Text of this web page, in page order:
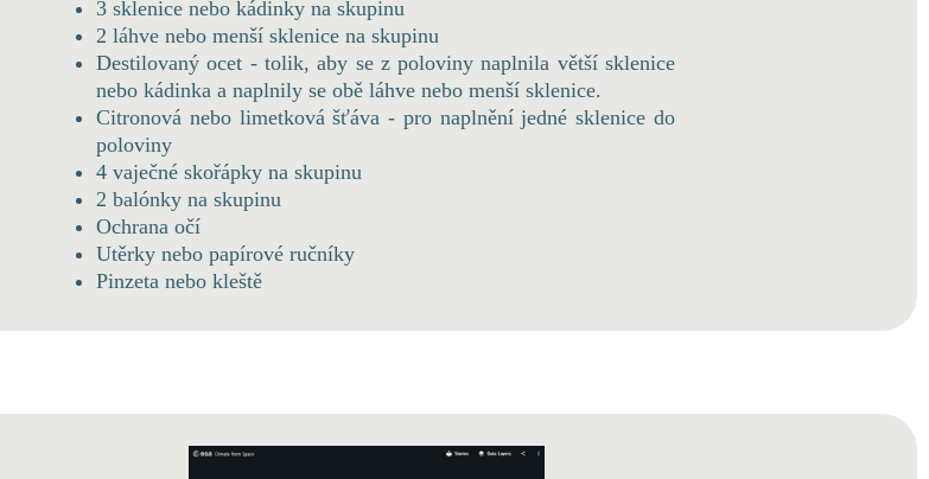
3 sklenice nebo kádinky na skupinu
2 láhve nebo menší sklenice na skupinu
Destilovaný ocet - tolik, aby se z poloviny naplnila větší sklenice
nebo kádinka a naplnily se obě láhve nebo menší sklenice.
Citronová nebo limetková šťáva - pro naplnění jedné sklenice do
poloviny
4 vaječné skořápky na skupinu
2 balónky na skupinu
Ochrana očí
Utěrky nebo papírové ručníky
Pinzeta nebo kleště